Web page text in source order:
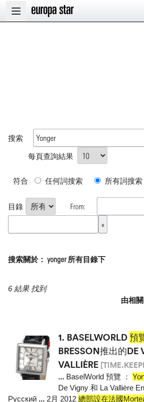
Open main menu
搜索
每頁查詢結果
符合 任何詞搜索 所有詞搜索
目錄 From:
搜索關於： yonger 所有目錄下
6 結果 找到
由相
1. BASELWORLD預
BRESSON推出的DE
VALLIÈRE
... BaselWorld 預覽 ：
De Vigny 和 La Vallière
Pусский ... 2月 2012 總部設在法國